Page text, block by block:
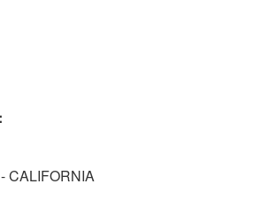
en la parte trasera del vehículo.
inversa, todo el tren motriz
al revés. Tanto Miller con la
utilizar la parte trasera de
disminuyendo los rieles mientras
posterior. También utilizaron
metálicos y, el tanque de
asentaba sobre un bastidor
CALIFORNIA